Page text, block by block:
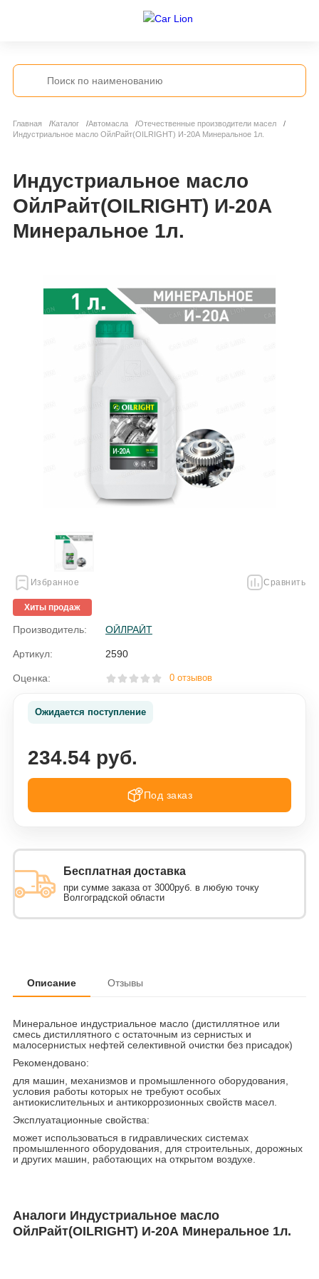
Главная Каталог Автомасла
Отечественные производители масел
Индустриальное масло ОйлРайт(OILRIGHT) И-20А Минеральное 1л.
Индустриальное масло
ОйлРайт(OILRIGHT) И-20А
Минеральное 1л.
Избранное Сравнить
Хиты продаж
Производитель: ОЙЛРАЙТ
Артикул: 2590
Оценка: 0 отзывов
Ожидается поступление
234.54 руб.
Под заказ
Бесплатная доставка
при сумме заказа от 3000руб. в любую точку
Волгоградской области
Описание Отзывы
Минеральное индустриальное масло (дистиллятное или
смесь дистиллятного с остаточным из сернистых и
малосернистых нефтей селективной очистки без присадок)
Рекомендовано:
для машин, механизмов и промышленного оборудования,
условия работы которых не требуют особых
антиокислительных и антикоррозионных свойств масел.
Эксплуатационные свойства:
может использоваться в гидравлических системах
промышленного оборудования, для строительных, дорожных
и других машин, работающих на открытом воздухе.
Аналоги Индустриальное масло
ОйлРайт(OILRIGHT) И-20А Минеральное 1л.